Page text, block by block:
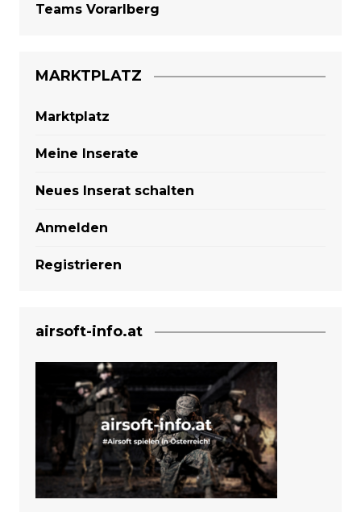
Teams Vorarlberg
MARKTPLATZ
Marktplatz
Meine Inserate
Neues Inserat schalten
Anmelden
Registrieren
airsoft-info.at